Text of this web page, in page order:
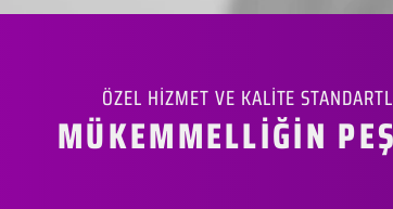
ÖZEL HİZMET VE KALİTE
MÜKEMMELLİĞİN